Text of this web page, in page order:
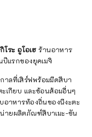
โระ อูโอเฮร้านอาหาร
แรกของยุคเมจิ
ลที่เสิร์ฟพร้อมมีดสึบา
เกียบ และช้อนส้อมอื่นๆ
อาหารท้องถิ่นของนีงะตะ
ายผลิตภัณฑ์สึบาเมะ-ซัน